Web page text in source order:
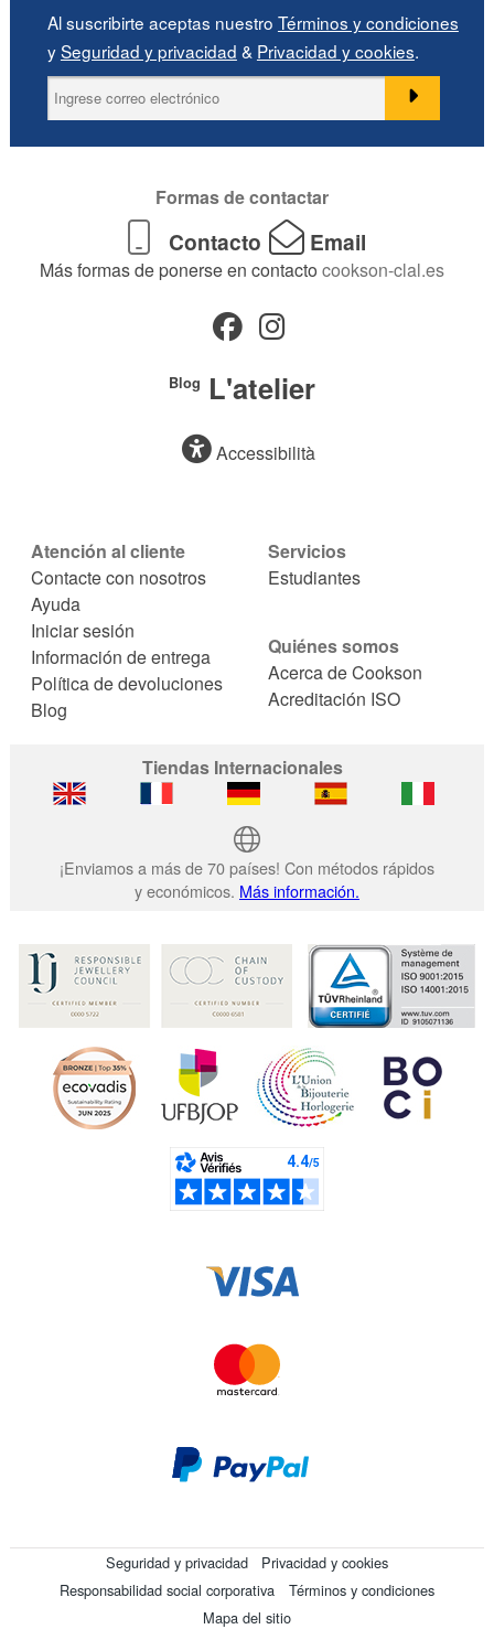
Al suscribirte aceptas nuestro Términos y condiciones
ySeguridad y privacidad & Privacidad y cookies.
Formas de contactar
Contacto Email
Más formas de ponerse en contacto cookson-clal.es
Blog L'atelier
Accessibilità
Atención al cliente
Contacte con nosotros
Ayuda
Iniciar sesión
Información de entrega
Política de devoluciones
Blog
Servicios
Estudiantes
Quiénes somos
Acerca de Cookson
Acreditación ISO
Tiendas Internacionales
¡Enviamos a más de 70 países! Con métodos rápidos
y económicos. Más información.
Seguridad y privacidad
Privacidad y cookies
Responsabilidad social corporativa
Términos y condiciones
Mapa del sitio